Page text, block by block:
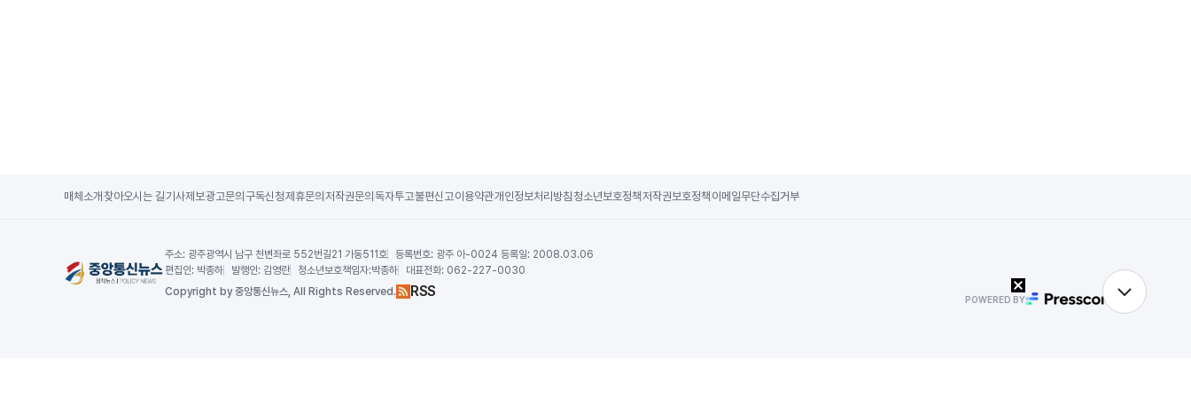
매체소개 찾아오시는 길기사제보광고문의 구독신청제휴문의 저작권문의 독자투고불편신고이용약관개인정보처리방침 청소년보호정책저작권보호정책 이메일무단수집거부
주소: 광주광역시 남구 천변좌로 552번길21 가동511호 등록번호: 광주 아-0024 등록일: 2008.03.06
편집인: 박종하 발행인: 김영란 청소년보호책임자:박종하 대표전화: 062-227-0030
Copyright by 중앙통신뉴스, All Rights Reserved. RSS POWERED BY